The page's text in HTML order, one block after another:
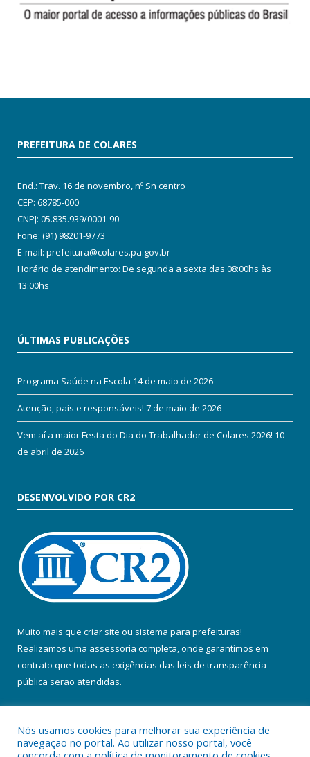
PREFEITURA DE COLARES
End.: Trav. 16 de novembro, nº Sn centro
CEP: 68785-000
CNPJ: 05.835.939/0001-90
Fone: (91) 98201-9773
E-mail: prefeitura@colares.pa.gov.br
Horário de atendimento: De segunda a sexta das 08:00hs às
13:00hs
ÚLTIMAS PUBLICAÇÕES
Programa Saúde na Escola 14 de maio de 2026
Atenção, pais e responsáveis! 7 de maio de 2026
Vem aí a maior Festa do Dia do Trabalhador de Colares 2026! 10
de abril de 2026
DESENVOLVIDO POR CR2
Muito mais que criar site ou sistema para prefeituras!
Realizamos uma assessoria completa, onde garantimos em
contrato que todas as exigências das leis de transparência
pública serão atendidas.
Nós usamos cookies para melhorar sua experiência de
navegação no portal. Ao utilizar nosso portal, você